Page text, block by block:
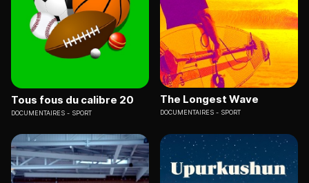
Tous fous du calibre 20
DOCUMENTAIRES SPORT
The Longest Wave
DOCUMENTAIRES SPORT